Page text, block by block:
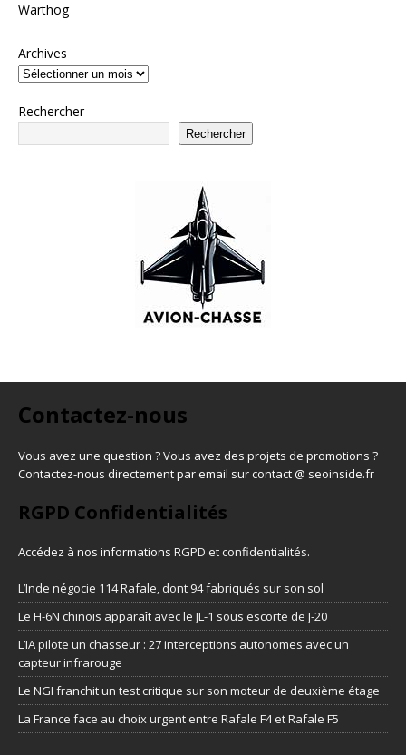
Warthog
Archives
Rechercher
Rechercher
Contactez-nous
Vous avez une question ? Vous avez des projets de promotions ?
Contactez-nous directement par email sur contact @ seoinside.fr
RGPD Confidentialités
Accédez à nos informations RGPD et confidentialités.
L’Inde négocie 114 Rafale, dont 94 fabriqués sur son sol
Le H-6N chinois apparaît avec le JL-1 sous escorte de J-20
L’IA pilote un chasseur : 27 interceptions autonomes avec un
capteur infrarouge
Le NGI franchit un test critique sur son moteur de deuxième étage
La France face au choix urgent entre Rafale F4 et Rafale F5